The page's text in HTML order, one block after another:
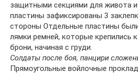
защитными секциями для живота и
пластины зафиксированы 3
стороны Отдельные пластины
лямки ремней, которые крепились
брони, начиная с груди.
Солдаты после боя, панцири
Прямоугольные войлочные